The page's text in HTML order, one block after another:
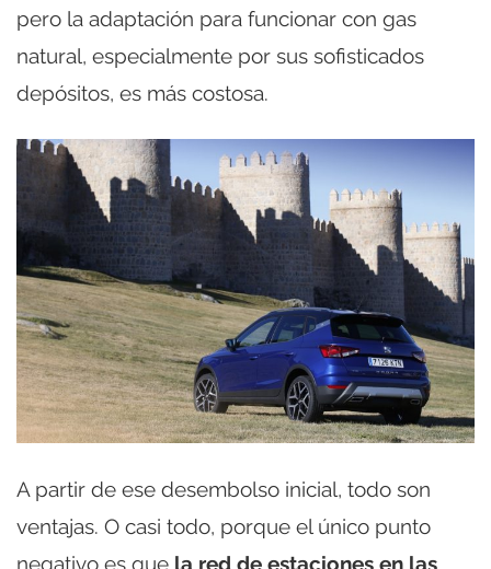
pero la adaptación para funcionar con gas
natural, especialmente por sus sofisticados
depósitos, es más costosa.
A partir de ese desembolso inicial, todo son
ventajas. O casi todo, porque el único punto
negativo es que la red de estaciones en las